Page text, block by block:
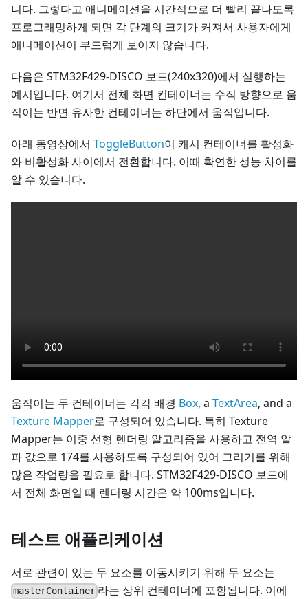
니다. 그렇다고 애니메이션을 시간적으로 더 빨리 끝나도록
프로그래밍하게 되면 각 단계의 크기가 커져서 사용자에게
애니메이션이 부드럽게 보이지 않습니다.
다음은 STM32F429-DISCO 보드(240x320)에서 실행하는
예시입니다. 여기서 전체 화면 컨테이너는 수직 방향으로 움
직이는 반면 유사한 컨테이너는 하단에서 움직입니다.
아래 동영상에서 ToggleButton이 캐시 컨테이너를 활성화
와 비활성화 사이에서 전환합니다. 이때 확연한 성능 차이를
알 수 있습니다.
움직이는 두 컨테이너는 각각 배경 Box, a TextArea, and a
Texture Mapper로 구성되어 있습니다. 특히 Texture
Mapper는 이중 선형 렌더링 알고리즘을 사용하고 전역 알
파 값으로 174를 사용하도록 구성되어 있어 그리기를 위해
많은 작업량을 필요로 합니다. STM32F429-DISCO 보드에
서 전체 화면일 때 렌더링 시간은 약 100ms입니다.
테스트 애플리케이션
서로 관련이 있는 두 요소를 이동시키기 위해 두 요소는
masterContainer 라는 상위 컨테이너에 포함됩니다. 이에